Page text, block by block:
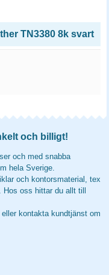
TN3380 8k svart
och billigt!
och med snabba
hela Sverige.
och kontorsmaterial, tex
oss hittar du allt till
kontakta kundtjänst om